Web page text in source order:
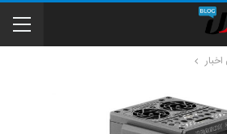
اخبار